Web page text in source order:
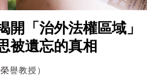
開「治外法權區域」
被遺忘的真相
譽教授）